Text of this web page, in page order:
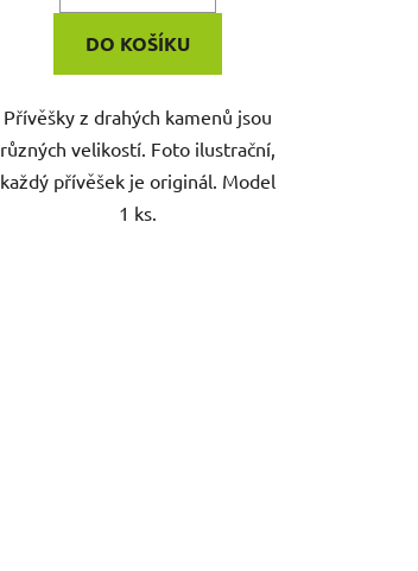
DO KOŠÍKU
Přívěšky z drahých kamenů jsou
různých velikostí. Foto ilustrační,
každý přívěšek je originál. Model
1 ks.